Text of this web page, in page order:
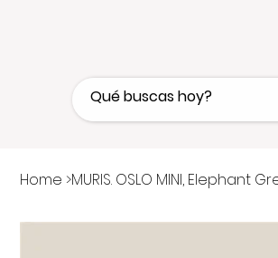
Home >MURIS. OSLO MINI, Elephant